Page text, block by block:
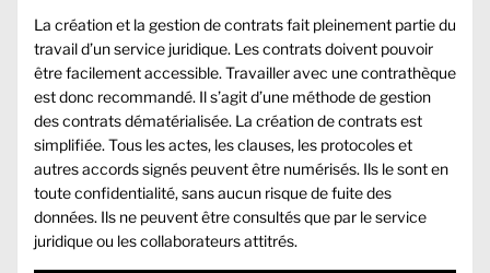
La création et la gestion de contrats fait pleinement partie du
travail d’un service juridique. Les contrats doivent pouvoir
être facilement accessible. Travailler avec unecontrathèque
est donc recommandé. Il s’agit d’une méthode de gestion
des contratsdématérialisée. La création de contrats est
simplifiée. Tous les actes, les clauses, les protocoles et
autres accords signés peuvent être numérisés. Ils le sont en
toute confidentialité, sans aucun risque de fuite des
données. Ils ne peuvent être consultés que par le service
juridique ou les collaborateurs attitrés.